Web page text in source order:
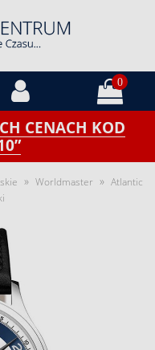
0
CENACH KOD
» Worldmaster » Atlantic